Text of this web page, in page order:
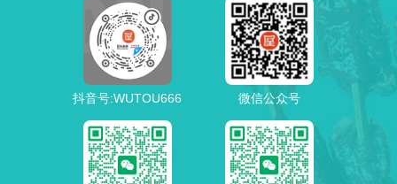
抖音号:WUTOU666 微信公众号